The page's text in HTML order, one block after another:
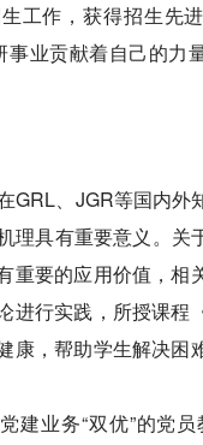
工作，获得招生先
业贡献着自己的力量
GRL、JGR等国内外
理具有重要意义。关
重要的应用价值，相
行实践，所授课程
康，帮助学生解决困
建业务“双优”的党员